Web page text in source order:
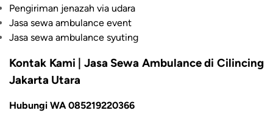
Pengiriman jenazah via udara
Jasa sewa ambulance event
Jasa sewa ambulance syuting
Kontak Kami | Jasa Sewa Ambulance di Cilincing
Jakarta Utara
Hubungi WA 085219220366